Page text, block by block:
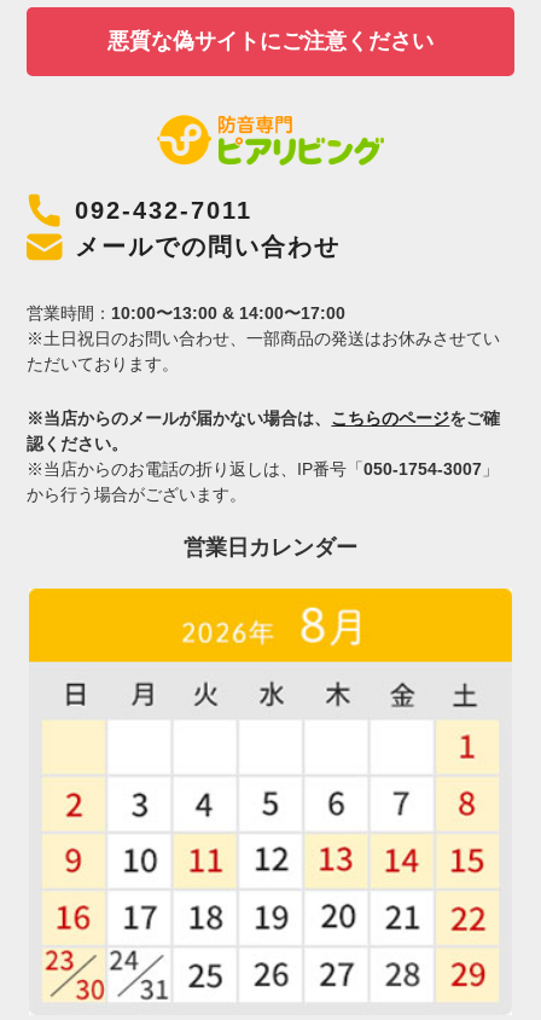
悪質な偽サイトにご注意ください
092-432-7011
メールでの問い合わせ
営業時間： 10:00〜13:00 & 14:00〜17:00
※土日祝日のお問い合わせ、一部商品の発送はお休みさせてい
ただいております。
※当店からのメールが届かない場合は、 こちらのページをご確
認ください。
※当店からのお電話の折り返しは、IP番号「050-1754-3007 」
から行う場合がございます。
営業日カレンダー